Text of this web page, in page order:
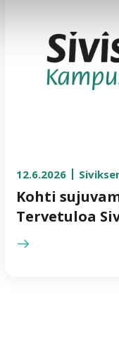
12.6.2026
Kohti
Tervetuloa